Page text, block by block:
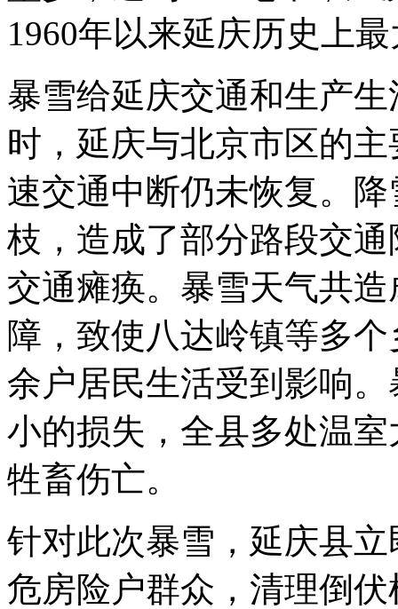
1960年以来延庆历史上
暴雪给延庆交通和生产
时，延庆与北京市区的
速交通中断仍未恢复。
枝，造成了部分路段交
交通瘫痪。暴雪天气共
障，致使八达岭镇等多
余户居民生活受到影响
小的损失，全县多处温
牲畜伤亡。
针对此次暴雪，延庆县
危房险户群众，清理倒